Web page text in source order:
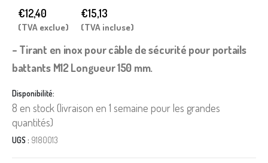
€12,40
(TVA exclue)
€15,13
(TVA incluse)
– Tirant en inox pour câble de sécurité pour portails
battants M12 Longueur 150 mm.
Disponibilité:
8 en stock (livraison en 1 semaine pour les grandes
quantités)
UGS : 9180013